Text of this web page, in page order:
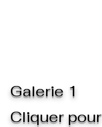
Galerie 1
Cliquer pour